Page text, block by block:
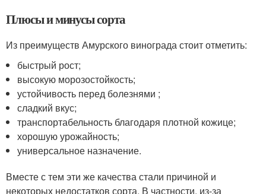
Плюсы и минусы сорта
Из преимуществ Амурского винограда стоит отметить:
быстрый рост;
высокую морозостойкость;
устойчивость перед болезнями ;
сладкий вкус;
транспортабельность благодаря плотной кожице;
хорошую урожайность;
универсальное назначение.
Вместе с тем эти же качества стали причиной и
некоторых недостатков сорта. В частности, из-за